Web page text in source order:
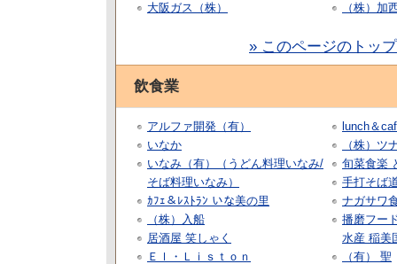
大阪ガス（株） （株）加
» このページのトッ
飲食業
アルファ開発（有）
いなか
いなみ（有）（うどん料理いなみ/
そば料理いなみ）
ｶﾌｪ＆ﾚｽﾄﾗﾝ いな美の里
（株）入船
居酒屋 笑しゃく
Ｅｌ・Ｌｉｓｔｏｎ
lunch＆
（株）ツ
旬菜食楽
手打そば
ナガサワ
播磨フー
水産 稲美
（有） 聖